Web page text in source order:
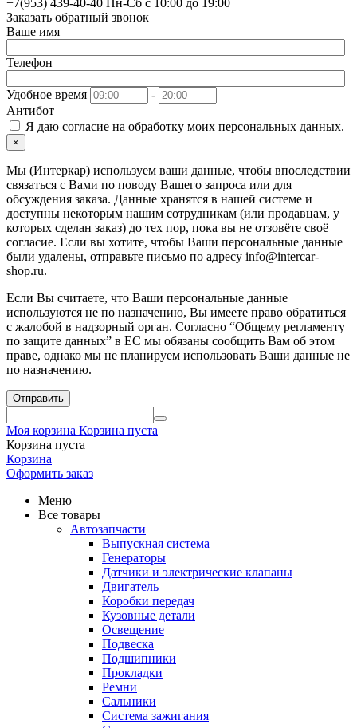
+7(953) 439-40-40 Пн-Сб с 10:00 до 19:00
Заказать обратный звонок
Ваше имя
Телефон
Удобное время
-
Антибот
Я даю согласие на обработку моих персональных данных.
×
Мы (Интеркар) используем ваши данные, чтобы впоследствии
связаться с Вами по поводу Вашего запроса или для
обсуждения заказа. Данные хранятся в нашей системе и
доступны некоторым нашим сотрудникам (или продавцам, у
которых сделан заказ) до тех пор, пока вы не отзовёте своё
согласие. Если вы хотите, чтобы Ваши персональные данные
были удалены, отправьте письмо по адресу info@intercar-
shop.ru.
Если Вы считаете, что Ваши персональные данные
используются не по назначению, Вы имеете право обратиться
с жалобой в надзорный орган. Согласно “Общему регламенту
по защите данных” в ЕС мы обязаны сообщить Вам об этом
праве, однако мы не планируем использовать Ваши данные не
по назначению.
Отправить
Моя корзина Корзина пуста
Корзина пуста
Корзина
Оформить заказ
Меню
Все товары
Автозапчасти
Выпускная система
Генераторы
Датчики и электрические клапаны
Двигатель
Коробки передач
Кузовные детали
Освещение
Подвеска
Подшипники
Прокладки
Ремни
Сальники
Система зажигания